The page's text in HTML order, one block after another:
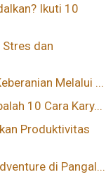
Ikuti 10
dan
Melalui ...
10 Cara Kary...
Produktivitas
di Pangal...